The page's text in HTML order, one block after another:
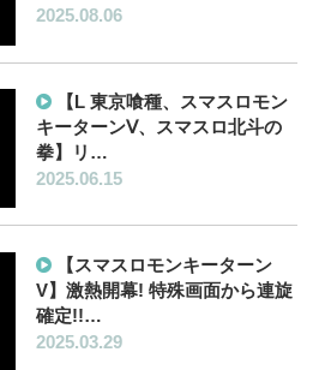
2025.08.06
【L 東京喰種、スマスロモン
キーターンⅤ、スマスロ北斗の
拳】リ…
2025.06.15
【スマスロモンキーターン
V】激熱開幕! 特殊画面から連旋
確定!!…
2025.03.29